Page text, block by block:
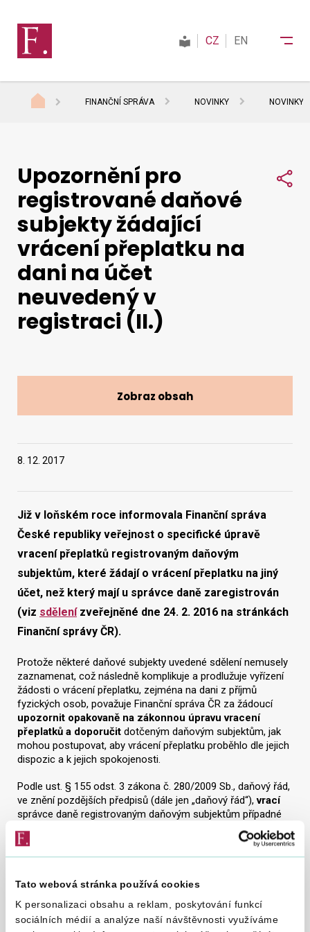
Tato webová stránka používá cookies
K personalizaci obsahu a reklam, poskytování funkcí
sociálních médií a analýze naší návštěvnosti využíváme
Daně
Mezinárodní spolupráce
Kontakty
CZ EN
FINANČNÍ SPRÁVA NOVINKY NOVINKY
8. 12. 2017
Již v loňském roce informovala Finanční správa
České republiky veřejnost o specifické úpravě
vracení přeplatků registrovaným daňovým
subjektům, které žádají o vrácení přeplatku na jiný
účet, než který mají u správce daně zaregistrován
(viz sdělenízveřejněné dne 24. 2. 2016 na stránkách
Finanční správy ČR).
Protože některé daňové subjekty uvedené sdělení nemusely
zaznamenat, což následně komplikuje a prodlužuje vyřízení
žádosti o vrácení přeplatku, zejména na dani z příjmů
fyzických osob, považuje Finanční správa ČR za žádoucí
upozornit opakovaně na zákonnou úpravu vracení
přeplatků a doporučit dotčeným daňovým subjektům, jak
mohou postupovat, aby vrácení přeplatku proběhlo dle jejich
dispozic a k jejich spokojenosti.
Podle ust. § 155 odst. 3 zákona č. 280/2009 Sb., daňový řád,
ve znění pozdějších předpisů (dále jen „daňový řád“),vrací
správce daně registrovaným daňovým subjektům případné
přeplatky výhradně na účty uvedené v registraci
(tj. účty,
na nichž jsou soustředěny prostředky z podnikatelské
činnosti, resp. účty, které jsou využívány pro ekonomickou
vrácení přeplatku na jiný účet, než který je u správce daně
zákonným postupem je výrazně omezeno případné
riziko vrácení přeplatku na základě podvodně podané
Upozornění pro
registrované daňové
subjekty žádající
vrácení přeplatku na
dani na účet
neuvedený v
registraci (II.)
Zobraz obsah